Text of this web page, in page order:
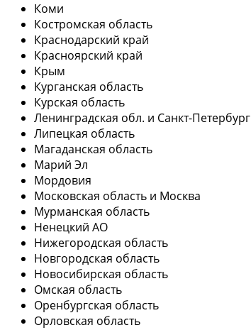
Коми
Костромская область
Краснодарский край
Красноярский край
Крым
Курганская область
Курская область
Ленинградская обл. и Санкт-Петербург
Липецкая область
Магаданская область
Марий Эл
Мордовия
Московская область и Москва
Мурманская область
Ненецкий АО
Нижегородская область
Новгородская область
Новосибирская область
Омская область
Оренбургская область
Орловская область